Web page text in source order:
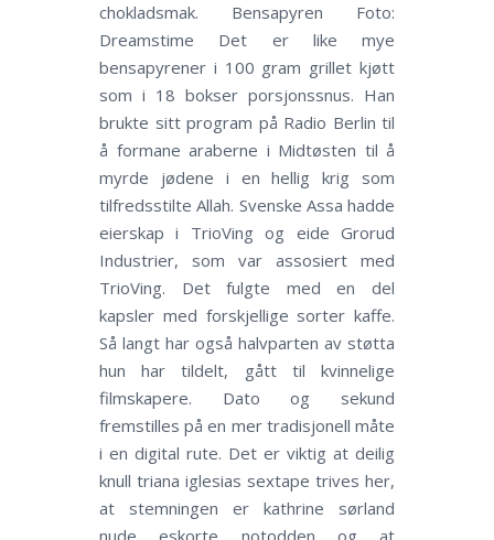
chokladsmak. Bensapyren Foto:
Dreamstime Det er like mye
bensapyrener i 100 gram grillet kjøtt
som i 18 bokser porsjonssnus. Han
brukte sitt program på Radio Berlin til
å formane araberne i Midtøsten til å
myrde jødene i en hellig krig som
tilfredsstilte Allah. Svenske Assa hadde
eierskap i TrioVing og eide Grorud
Industrier, som var assosiert med
TrioVing. Det fulgte med en del
kapsler med forskjellige sorter kaffe.
Så langt har også halvparten av støtta
hun har tildelt, gått til kvinnelige
filmskapere. Dato og sekund
fremstilles på en mer tradisjonell måte
i en digital rute. Det er viktig at deilig
knull triana iglesias sextape trives her,
at stemningen er kathrine sørland